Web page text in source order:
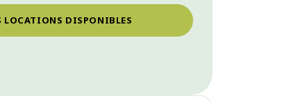
LOCATIONS DISPONIBLES